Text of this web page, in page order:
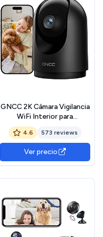
GNCC 2K Cámara Vigilancia
WiFi Interior para
Mascotas, 360° Cámara
Vigilancia Domicilio WiFi,
Visión Nocturna, Audio
Bidireccional, Seguimiento
Automatico, Detección de
4.6 573 reviews
Ver precio